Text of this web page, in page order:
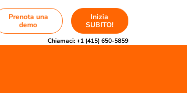
Prenota una
demo
Inizia
SUBITO!
Chiamaci:+1 (415) 650-5859